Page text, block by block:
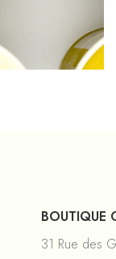
BOUTIQUE
31 Rue des